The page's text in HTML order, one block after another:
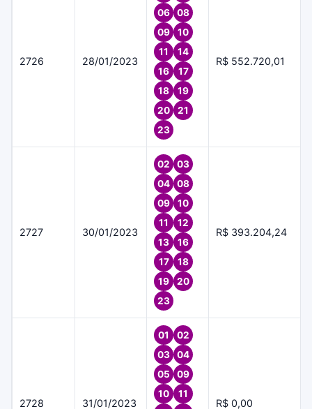
2726 28/01/2023
06
08
09
10
11
14
16
17
18
19
20
21
23
R$ 552.720,01
2727 30/01/2023
02
03
04
08
09
10
11
12
13
16
17
18
19
20
23
R$ 393.204,24
2728 31/01/2023
01
02
03
04
05
09
10
11
R$ 0,00